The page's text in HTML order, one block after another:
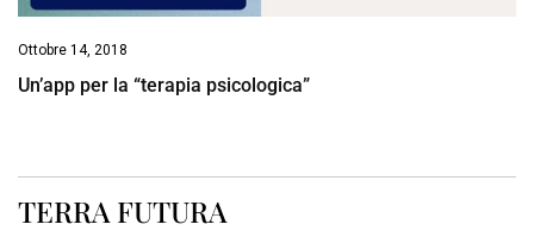
Ottobre 14, 2018
Un’app per la “terapia psicologica”
TERRA FUTURA